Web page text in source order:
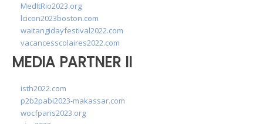
MedItRio2023.org
lcicon2023boston.com
waitangidayfestival2022.com
vacancesscolaires2022.com
MEDIA PARTNER II
isth2022.com
p2b2pabi2023-makassar.com
wocfparis2023.org